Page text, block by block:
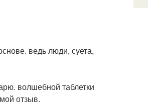
ведь люди, суета,
волшебной таблетки
отзыв.